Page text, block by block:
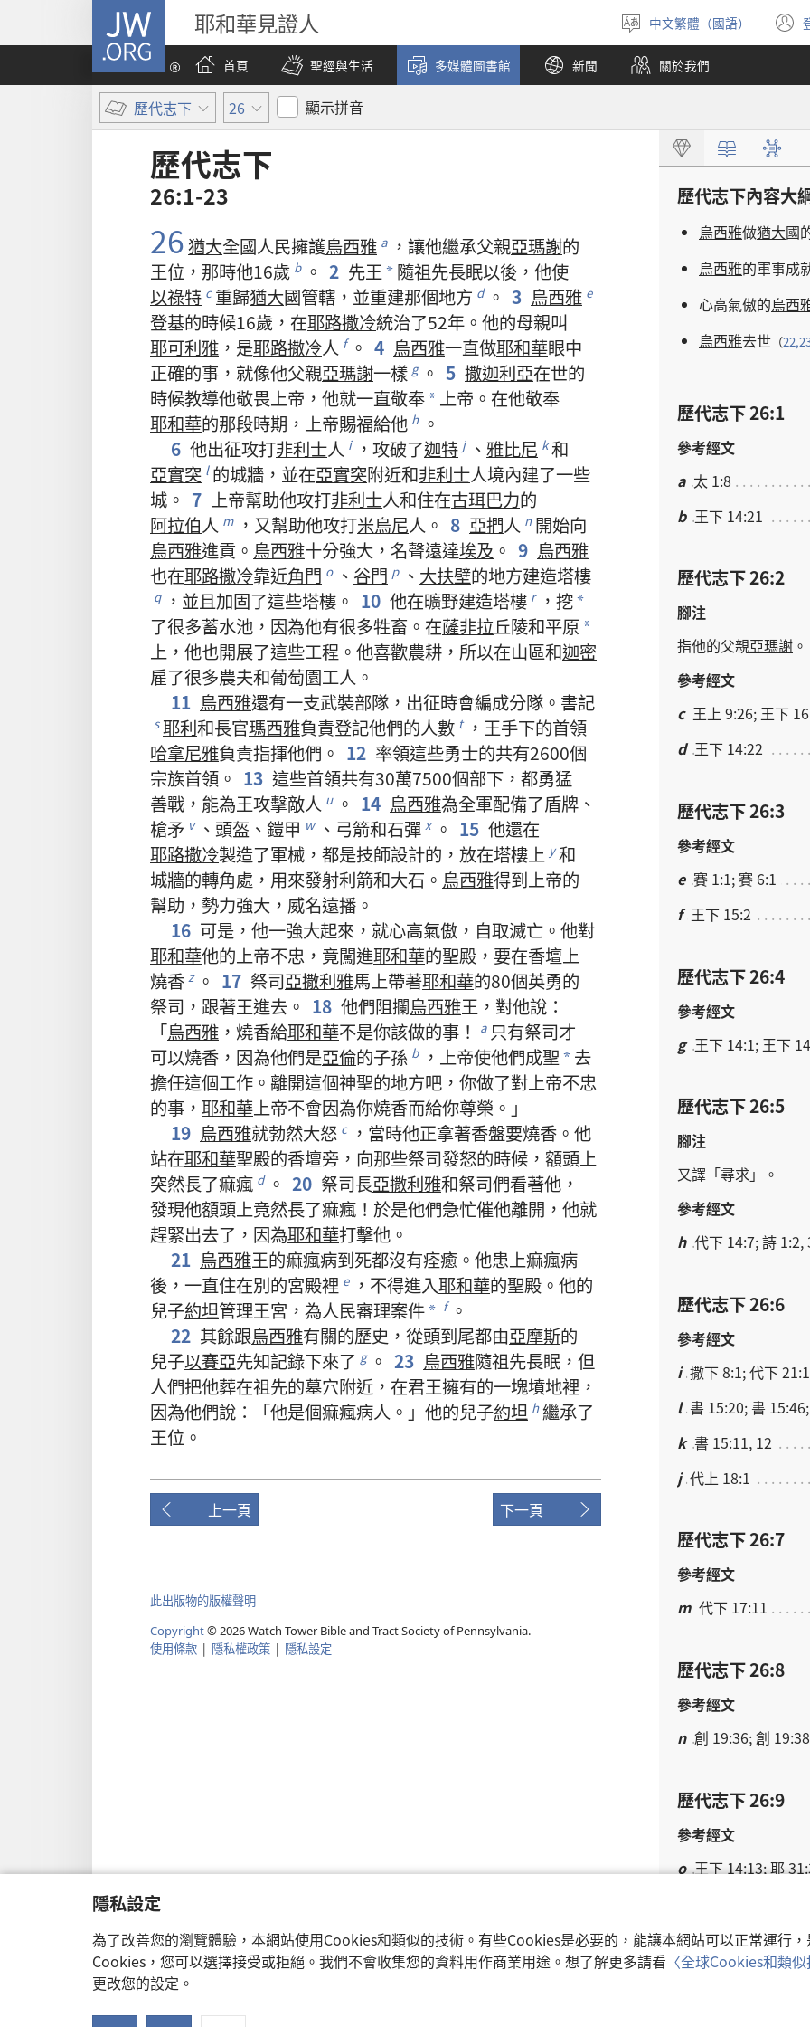
隱私設定
為了改善您的瀏覽體驗，本網站使用Cookies和類似的技術。有些Cookies是必要的，能讓本網站可以正常運行
Cookies，您可以選擇接受或拒絕。我們不會收集您的資料用作商業用途。想了解更多請看 〈全球Cookies和類
更改您的設定。
JW.ORG 耶和華見證人
選
擇
語
言
中文繁體（國語）
首頁 聖經與生活 多媒體圖書館 新聞 關於我們
歷代志下 26 顯示拼音
歷代志下
26:1-23
26猶大全國人民擁護烏西雅 a ， 讓他繼承父親亞瑪謝的
王位 ， 那時他16歲 b 。 2 先王* 隨祖先長眠以後 ， 他使
以祿特 c 重歸猶大國管轄 ， 並重建那個地方 d 。 3 烏西雅 e
登基的時候16歲 ， 在耶路撒冷統治了52年 。 他的母親叫
耶可利雅 ， 是耶路撒冷人 f 。 4 烏西雅一直做耶和華眼中
正確的事 ， 就像他父親亞瑪謝一樣 g 。 5 撒迦利亞在世的
時候教導他敬畏上帝 ， 他就一直敬奉* 上帝 。 在他敬奉
耶和華的那段時期 ， 上帝賜福給他 h 。
6 他出征攻打非利士人 i ， 攻破了迦特 j 、 雅比尼 k 和
亞實突 l 的城牆 ， 並在亞實突附近和非利士人境內建了一些
城 。 7 上帝幫助他攻打非利士人和住在古珥巴力的
阿拉伯人 m ， 又幫助他攻打米烏尼人 。 8 亞捫人 n 開始向
烏西雅進貢 。 烏西雅十分強大 ， 名聲遠達埃及 。 9 烏西雅
也在耶路撒冷靠近角門 o 、 谷門 p 、 大扶壁的地方建造塔樓
q ， 並且加固了這些塔樓 。 10 他在曠野建造塔樓 r ， 挖*
了很多蓄水池 ， 因為他有很多牲畜 。 在薩非拉丘陵和平原*
上 ， 他也開展了這些工程 。 他喜歡農耕 ， 所以在山區和迦密
雇了很多農夫和葡萄園工人 。
11 烏西雅還有一支武裝部隊 ， 出征時會編成分隊 。 書記
s 耶利和長官瑪西雅負責登記他們的人數 t ， 王手下的首領
哈拿尼雅負責指揮他們 。 12 率領這些勇士的共有2600個
宗族首領 。 13 這些首領共有30萬7500個部下 ， 都勇猛
善戰 ， 能為王攻擊敵人 u 。 14 烏西雅為全軍配備了盾牌 、
槍矛 v 、 頭盔 、 鎧甲 w 、 弓箭和石彈 x 。 15 他還在
耶路撒冷製造了軍械 ， 都是技師設計的 ， 放在塔樓上 y 和
城牆的轉角處 ， 用來發射利箭和大石 。 烏西雅得到上帝的
幫助 ， 勢力強大 ， 威名遠播 。
16 可是 ， 他一強大起來 ， 就心高氣傲 ， 自取滅亡 。 他對
耶和華他的上帝不忠 ， 竟闖進耶和華的聖殿 ， 要在香壇上
燒香 z 。 17 祭司亞撒利雅馬上帶著耶和華的80個英勇的
祭司 ， 跟著王進去 。 18 他們阻攔烏西雅王 ， 對他說 ：
「烏西雅 ， 燒香給耶和華不是你該做的事 ！ a 只有祭司才
可以燒香 ， 因為他們是亞倫的子孫 b ， 上帝使他們成聖 * 去
擔任這個工作 。 離開這個神聖的地方吧 ， 你做了對上帝不忠
的事 ， 耶和華上帝不會因為你燒香而給你尊榮 。」
19 烏西雅就勃然大怒 c ， 當時他正拿著香盤要燒香 。 他
站在耶和華聖殿的香壇旁 ， 向那些祭司發怒的時候 ， 額頭上
突然長了痲瘋 d 。 20 祭司長亞撒利雅和祭司們看著他 ，
發現他額頭上竟然長了痲瘋 ！ 於是他們急忙催他離開 ， 他就
趕緊出去了 ， 因為耶和華打擊他 。
21 烏西雅王的痲瘋病到死都沒有痊癒 。 他患上痲瘋病
後 ， 一直住在別的宮殿裡 e ， 不得進入耶和華的聖殿 。 他的
兒子約坦管理王宮 ， 為人民審理案件* f 。
22 其餘跟烏西雅有關的歷史 ， 從頭到尾都由亞摩斯的
兒子以賽亞先知記錄下來了 g 。 23 烏西雅隨祖先長眠 ， 但
人們把他葬在祖先的墓穴附近 ， 在君王擁有的一塊墳地裡 ，
因為他們說 ：「他是個痲瘋病人 。」 他的兒子約坦 h 繼承了
王位 。
上一頁 下一頁
此出版物的版權聲明
Copyright© 2026Watch Tower Bible and Tract Society of Pennsylvania.
使用條款 | 隱私權政策 | 隱私設定
歷代志下內容大
烏西雅做猶大國
烏西雅的軍事成
心高氣傲的烏西
烏西雅去世 （
歷代志下 26:1
參考經文
a 太 1:8
b 王下 14:21
歷代志下 26:2
腳注
指他的父親亞瑪謝 。
參考經文
c 王上 9:26; 王下
d 王下 14:22
歷代志下 26:3
參考經文
e 賽 1:1; 賽 6:1
f 王下 15:2
歷代志下 26:4
參考經文
g 王下 14:1; 王下
歷代志下 26:5
腳注
又譯 「尋求」。
參考經文
h 代下 14:7; 詩 1:2,
歷代志下 26:6
參考經文
i 撒下 8:1; 代下
l 書 15:20; 書
k 書 15:11, 12
j 代上 18:1
歷代志下 26:7
參考經文
m 代下 17:11
歷代志下 26:8
參考經文
n 創 19:36; 創
歷代志下 26:9
參考經文
o 王下 14:13; 耶
q 代下 14:2; 代下